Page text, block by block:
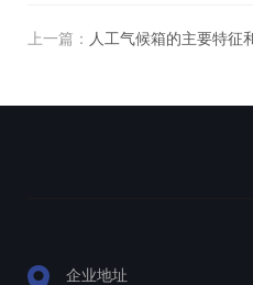
上一篇： 人工气候箱的主要特征
企业地址